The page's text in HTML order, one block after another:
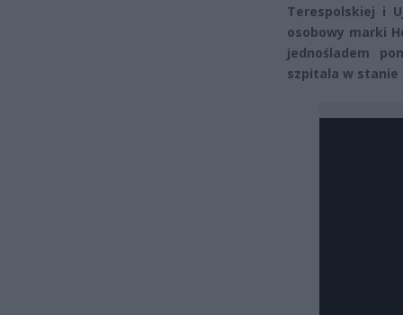
Terespolskiej i
osobowy marki
jednośladem
szpitala w stanie